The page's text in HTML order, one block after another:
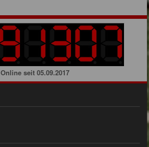
Online seit 05.09.2017